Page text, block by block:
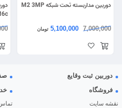
دوربین مداربسته تحت شبکه M2 3MP
7,000,000
5,100,000 تومان
دوربین ثبت وقایع
فروشگاه
نقشه سایت